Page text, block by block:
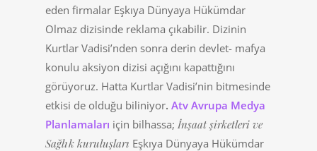
eden firmalar Eşkıya Dünyaya Hükümdar
Olmaz dizisinde reklama çıkabilir. Dizinin
Kurtlar Vadisi’nden sonra derin devlet- mafya
konulu aksiyon dizisi açığını kapattığını
görüyoruz. Hatta Kurtlar Vadisi’nin bitmesinde
etkisi de olduğu biliniyor. Atv Avrupa Medya
Planlamaları için bilhassa; İnşaat şirketleri ve
Sağlık kuruluşları Eşkıya Dünyaya Hükümdar